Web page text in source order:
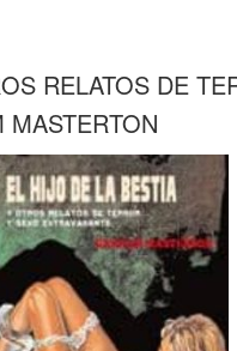
RELATOS DE
MASTERTON